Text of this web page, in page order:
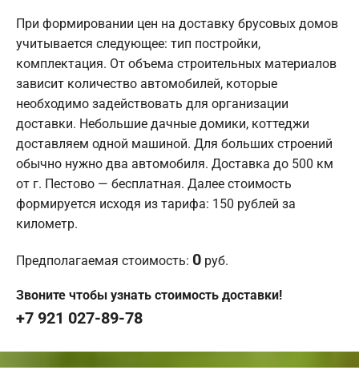
При формировании цен на доставку брусовых домов
учитывается следующее: тип постройки,
комплектация. От объема строительных материалов
зависит количество автомобилей, которые
необходимо задействовать для организации
доставки. Небольшие дачные домики, коттеджи
доставляем одной машиной. Для больших строений
обычно нужно два автомобиля. Доставка до 500 км
от г. Пестово — бесплатная. Далее стоимость
формируется исходя из тарифа: 150 рублей за
километр.
Предполагаемая стоимость: 0 руб.
Звоните чтобы узнать стоимость доставки!
+7 921 027-89-78